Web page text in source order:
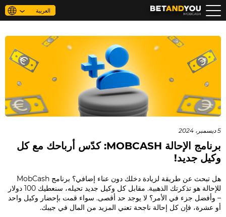
من نحن
الأسئلة الأكثر شيوعًا
FAQ
جهات الاتصال
العربية
5 ديسمبر، 2024
برنامج الإحالة MOBCASH: كدّس أرباحك مع كل
وكيل جديد!
هل تبحث عن طريقة لزيادة دخلك دون عناء إضافي؟ برنامج MobCash
للإحالة هو تذكرتك الذهبية. مقابل كل وكيل جديد تحيله، سنعطيك 100 دولار
– وأفضل جزء في الأمر؟ لا يوجد حد أقصى. سواء قمت بإحضار وكيل واحد
أو عشرة، فإن كل إحالة ناجحة تعني المزيد من المال في جيبك.